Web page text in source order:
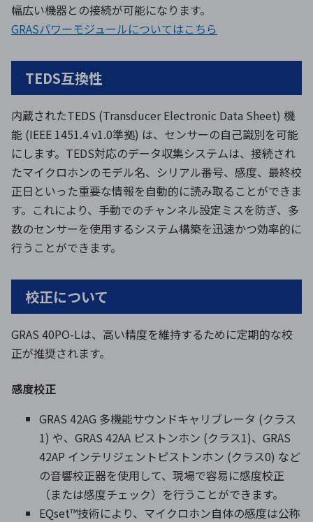
幅広い機器との接続が可能になります。
GRASパワーモジュールについてはこちら
TEDS互換性
内蔵されたTEDS (Transducer Electronic Data Sheet) 機
能 (IEEE 1451.4 v1.0準拠) は、センサーの自己識別を可能
にします。TEDS対応のデータ収集システムは、接続され
たマイクロホンのモデル名、シリアル番号、感度、最終校
正日といった重要な情報を自動的に読み取ることができま
す。これにより、手動でのチャンネル設定ミスを防ぎ、多
数のセンサーを使用するシステム構築を迅速かつ効率的に
行うことができます。
校正について
GRAS 40PO-Lは、高い精度を維持するために定期的な校
正が推奨されます。
感度校正
GRAS 42AG 多機能サウンドキャリブレータ (クラス
1) や、GRAS 42AA ピストンホン (クラス1)、GRAS
42AP インテリジェントピストンホン (クラス0) など
の音響校正器を使用して、現場で容易に感度校正
（または感度チェック）を行うことができます。
EQset™技術により、マイクロホン自体の感度は公称